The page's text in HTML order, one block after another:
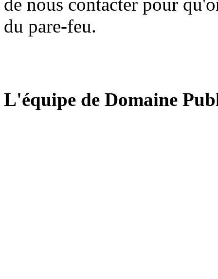
de nous contacter pour
du pare-feu.
L'équipe de Domaine